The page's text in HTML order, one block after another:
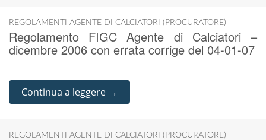
REGOLAMENTI AGENTE DI CALCIATORI (PROCURATORE)
Regolamento FIGC Agente di Calciatori –
dicembre 2006 con errata corrige del 04-01-07
Continua a leggere →
REGOLAMENTI AGENTE DI CALCIATORI (PROCURATORE)